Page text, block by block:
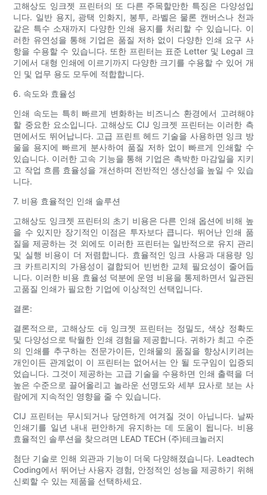
고해상도 잉크젯 프린터의 또 다른 주목할만한 특징은 다양성입
니다. 일반 용지, 광택 인화지, 봉투, 라벨은 물론 캔버스나 천과
같은 특수 소재까지 다양한 인쇄 용지를 처리할 수 있습니다. 이
러한 유연성을 통해 기업은 품질 저하 없이 다양한 인쇄 요구 사
항을 수용할 수 있습니다. 또한 프린터는 표준 Letter 및 Legal 크
기에서 대형 인쇄에 이르기까지 다양한 크기를 수용할 수 있어 개
인 및 업무 용도 모두에 적합합니다.
6. 속도와 효율성
인쇄 속도는 특히 빠르게 변화하는 비즈니스 환경에서 고려해야
할 중요한 요소입니다. 고해상도 CIJ 잉크젯 프린터는 이러한 측
면에서도 뛰어납니다. 고급 프린트 헤드 기술을 사용하면 잉크 방
울을 용지에 빠르게 분사하여 품질 저하 없이 빠르게 인쇄할 수
있습니다. 이러한 고속 기능을 통해 기업은 촉박한 마감일을 지키
고 작업 흐름 효율성을 개선하며 전반적인 생산성을 높일 수 있습
니다.
7. 비용 효율적인 인쇄 솔루션
고해상도 잉크젯 프린터의 초기 비용은 다른 인쇄 옵션에 비해 높
을 수 있지만 장기적인 이점은 투자보다 큽니다. 뛰어난 인쇄 품
질을 제공하는 것 외에도 이러한 프린터는 일반적으로 유지 관리
및 실행 비용이 더 저렴합니다. 효율적인 잉크 사용과 대용량 잉
크 카트리지의 가용성이 결합되어 빈번한 교체 필요성이 줄어듭
니다. 이러한 비용 효율성 덕분에 운영 비용을 통제하면서 일관된
고품질 인쇄가 필요한 기업에 이상적인 선택입니다.
결론:
결론적으로, 고해상도 cij 잉크젯 프린터는 정밀도, 색상 정확도
및 다양성으로 탁월한 인쇄 경험을 제공합니다. 귀하가 최고 수준
의 인쇄를 추구하는 전문가이든, 인쇄물의 품질을 향상시키려는
개인이든 관계없이 이 프린터는 없어서는 안 될 도구임이 입증되
었습니다. 그것이 제공하는 고급 기술을 수용하면 인쇄 출력을 더
높은 수준으로 끌어올리고 놀라운 선명도와 세부 묘사로 보는 사
람에게 지속적인 영향을 줄 수 있습니다.
CIJ 프린터는 무시되거나 당연하게 여겨질 것이 아닙니다. 날짜
인쇄기를 일년 내내 편안하게 유지하는 데 도움이 됩니다. 비용
효율적인 솔루션을 찾으려면 LEAD TECH (주)테크놀러지
첨단 기술로 인해 외관과 기능이 더욱 다양해졌습니다. Leadtech
Coding에서 뛰어난 사용자 경험, 안정적인 성능을 제공하기 위해
신뢰할 수 있는 제품을 선택하세요.